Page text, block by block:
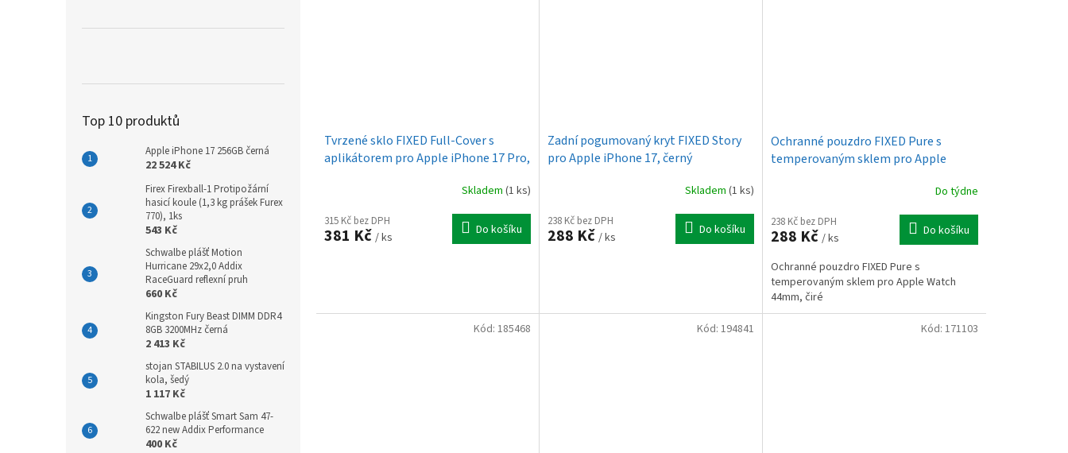
Top 10 produktů
Apple iPhone 17 256GB černá
22 524 Kč
Firex Firexball-1 Protipožární
hasicí koule (1,3 kg prášek Furex
770), 1ks
543 Kč
Schwalbe plášť Motion
Hurricane 29x2,0 Addix
RaceGuard reflexní pruh
660 Kč
Kingston Fury Beast DIMM DDR4
8GB 3200MHz černá
2 413 Kč
stojan STABILUS 2.0 na vystavení
kola, šedý
1 117 Kč
Schwalbe plášť Smart Sam 47-
622 new Addix Performance
400 Kč
Tvrzené sklo FIXED Full-Cover s
aplikátorem pro Apple iPhone 17 Pro,
Skladem (1 ks)
315 Kč bez DPH
381 Kč / ks Do košíku
Zadní pogumovaný kryt FIXED Story
pro Apple iPhone 17, černý
Skladem (1 ks)
238 Kč bez DPH
288 Kč / ks Do košíku
Ochranné pouzdro FIXED Pure s
temperovaným sklem pro Apple
Do týdne
238 Kč bez DPH
288 Kč / ks Do košíku
Ochranné pouzdro FIXED Pure s
temperovaným sklem pro Apple Watch
44mm, čiré
Kód: 185468 Kód: 194841 Kód: 171103